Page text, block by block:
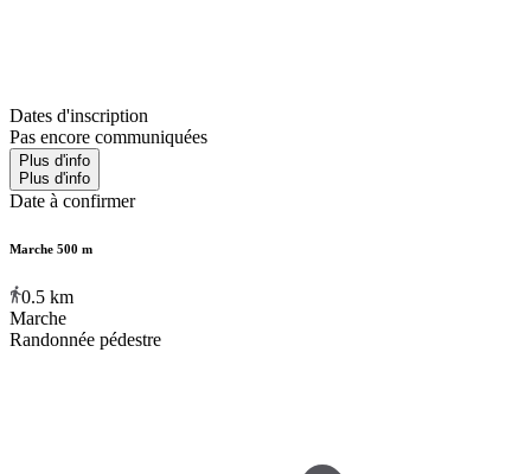
Dates d'inscription
Pas encore communiquées
Plus d'info
Plus d'info
Date à confirmer
Marche 500 m
0.5 km
Marche
Randonnée pédestre